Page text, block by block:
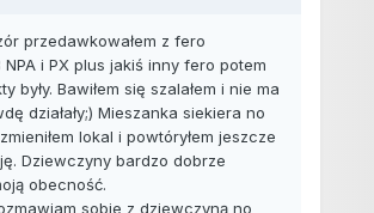
przedawkowałem z fero
NPA i PX plus jakiś inny fero potem
były. Bawiłem się szalałem i nie ma
działały;) Mieszanka siekiera no
lokal i powtóryłem jeszcze
Dziewczyny bardzo dobrze
obecność.
sobie z dziewczyną no